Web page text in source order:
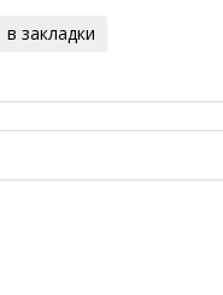
в закладки